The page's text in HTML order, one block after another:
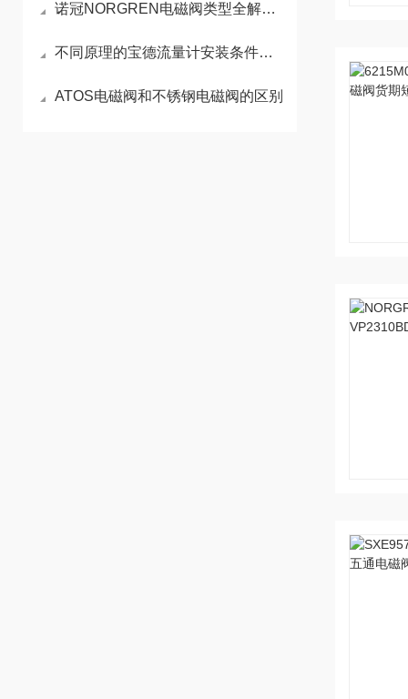
诺冠NORGREN电磁阀类型全解析：多样化的电磁阀种类及其应用
不同原理的宝德流量计安装条件也不同
ATOS电磁阀和不锈钢电磁阀的区别